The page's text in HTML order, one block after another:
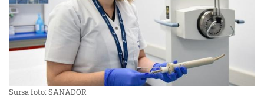
Sursa foto: SANADOR